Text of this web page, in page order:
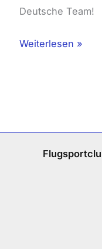
Deutsche Team!
Weiterlesen »